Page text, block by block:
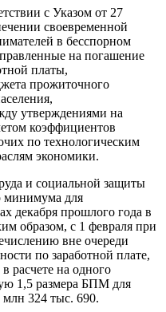
с Указом от 27
своевременной
в бесспорном
на погашение
платы,
прожиточного
утверждениями на
коэффициентов
по технологическим
экономики.
и социальной защиты
минимума для
декабря прошлого года в
образом, с 1 февраля при
вне очереди
по заработной плате,
расчете на одного
1,5 размера БПМ для
млн 324 тыс. 690.